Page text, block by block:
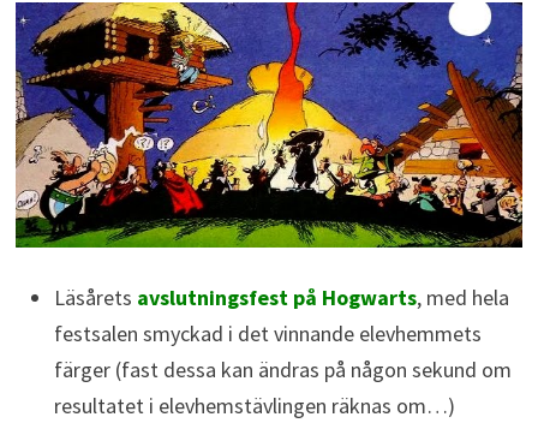
Läsårets avslutningsfest på Hogwarts, med hela
festsalen smyckad i det vinnande elevhemmets
färger (fast dessa kan ändras på någon sekund om
resultatet i elevhemstävlingen räknas om…)